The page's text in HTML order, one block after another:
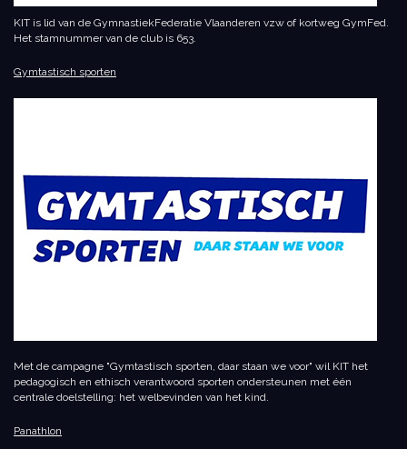
KIT is lid van de GymnastiekFederatie Vlaanderen vzw of kortweg GymFed.
Het stamnummer van de club is 653.
Gymtastisch sporten
Met de campagne "Gymtastisch sporten, daar staan we voor" wil KIT het
pedagogisch en ethisch verantwoord sporten ondersteunen met één
centrale doelstelling: het welbevinden van het kind.
Panathlon